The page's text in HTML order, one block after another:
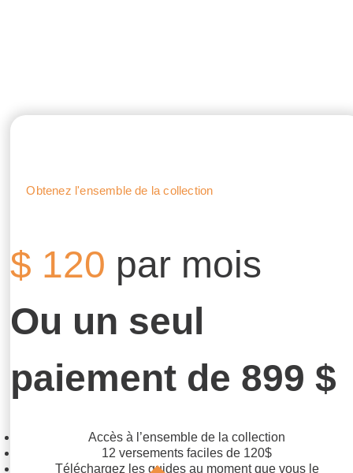
Obtenez l'ensemble de la collection
$ 120 par mois
Ou un seul
paiement de 899 $
Accès à l’ensemble de la collection
12 versements faciles de 120$
Téléchargez les guides au moment que vous le